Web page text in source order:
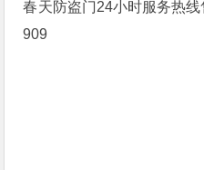
春天防盗门24小时服务热
909